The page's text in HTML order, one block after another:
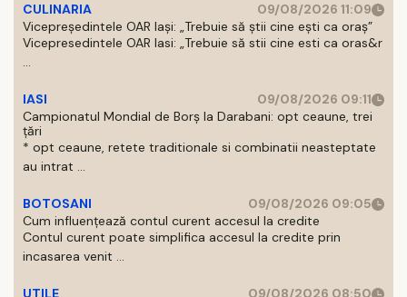
CULINARIA
09/08/2026 11:09
Vicepreședintele OAR Iași: „Trebuie să știi cine ești ca oraș”
Vicepresedintele OAR Iasi: „Trebuie să stii cine esti ca oras&r
...
IASI
09/08/2026 09:11
Campionatul Mondial de Borș la Darabani: opt ceaune, trei
țări
* opt ceaune, retete traditionale si combinatii neasteptate
au intrat ...
BOTOSANI
09/08/2026 09:05
Cum influențează contul curent accesul la credite
Contul curent poate simplifica accesul la credite prin
incasarea venit ...
UTILE
09/08/2026 08:50